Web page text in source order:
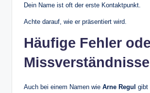
Dein Name ist oft der erste Kontaktpunkt.
Achte darauf, wie er präsentiert wird.
Häufige Fehler
Missverständnisse
Auch bei einem Namen wie Arne Regul gibt